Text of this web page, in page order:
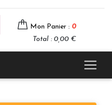
Mon Panier : 0
Total : 0,00 €